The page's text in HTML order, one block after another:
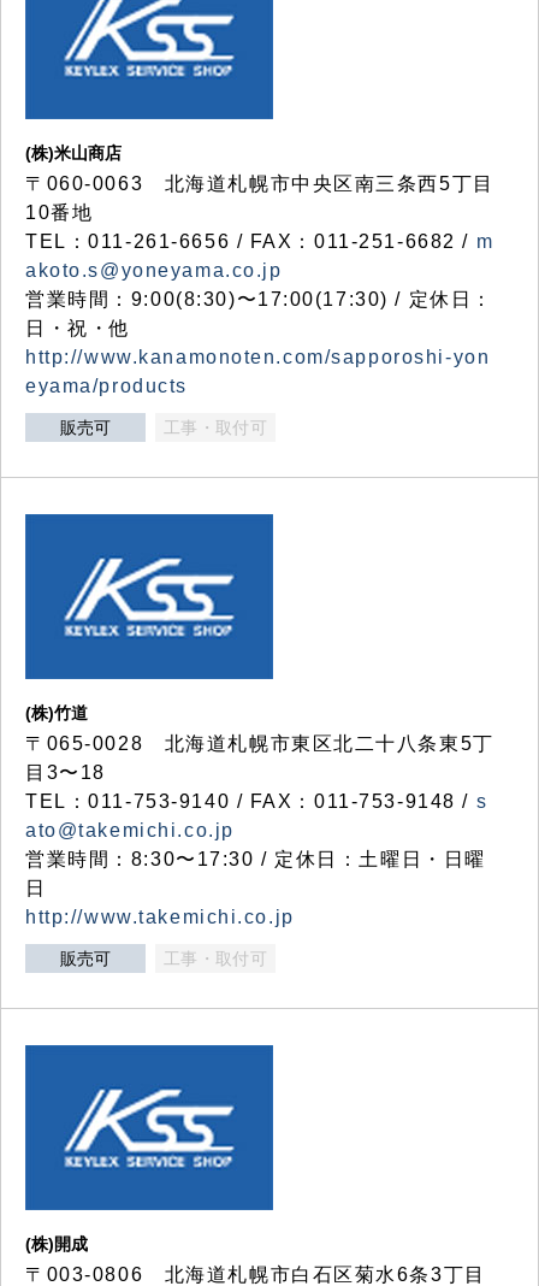
(株)米山商店
〒060-0063 北海道札幌市中央区南三条西5丁目
10番地
TEL：011-261-6656 / FAX：011-251-6682 / m
akoto.s@yoneyama.co.jp
営業時間：9:00(8:30)〜17:00(17:30) / 定休日：
日・祝・他
http://www.kanamonoten.com/sapporoshi-yon
eyama/products
販売可 工事・取付可
(株)竹道
〒065-0028 北海道札幌市東区北二十八条東5丁
目3〜18
TEL：011-753-9140 / FAX：011-753-9148 / s
ato@takemichi.co.jp
営業時間：8:30〜17:30 / 定休日：土曜日・日曜
日
http://www.takemichi.co.jp
販売可 工事・取付可
(株)開成
〒003-0806 北海道札幌市白石区菊水6条3丁目